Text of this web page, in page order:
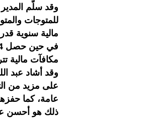
وقد سلّم المدير
مالية سنوية
مكافآت مالية تتراوح ما بين 4000
وقد أشاد عبد
على مزيد من
عامة، كما
ذلك هو أحسن